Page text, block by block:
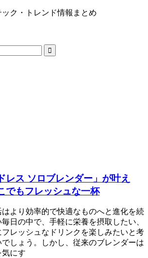
ク・トレンド情報まとめ
レス ソロブレンダー」が叶え
でもフレッシュな一杯
より効率的で快適なものへと進化を続
日の中で、手軽に栄養を摂取したい、
レッシュなドリンクを楽しみたいと考
しょう。しかし、従来のブレンダーは
気にす